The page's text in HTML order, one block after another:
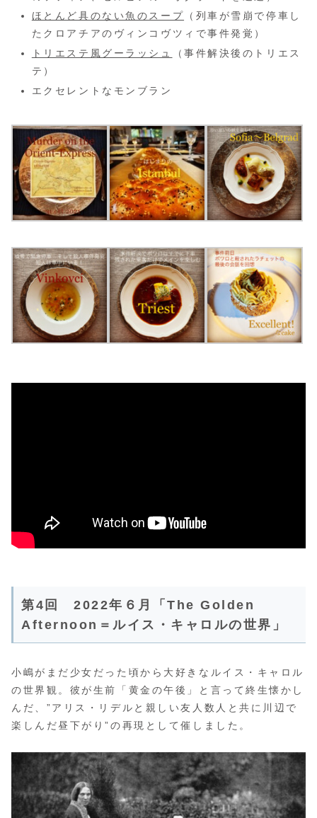
ほとんど具のない魚のスープ （列車が雪崩で停車し
たクロアチアのヴィンコヴツィで事件発覚）
トリエステ風グーラッシュ
（事件解決後のトリエス
テ）
エクセレントなモンブラン
第4回 2022年６月「The Golden
Afternoon＝ルイス・キャロルの世界」
小嶋がまだ少女だった頃から大好きなルイス・キャロル
の世界観。彼が生前「黄金の午後」と言って終生懐かし
んだ、”アリス・リデルと親しい友人数人と共に川辺で
楽しんだ昼下がり”の再現として催しました。